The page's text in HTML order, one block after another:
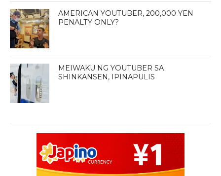
AMERICAN YOUTUBER, 200,000 YEN
PENALTY ONLY?
MEIWAKU NG YOUTUBER SA
SHINKANSEN, IPINAPULIS